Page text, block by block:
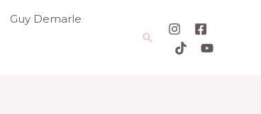
Guy Demarle
Rechercher